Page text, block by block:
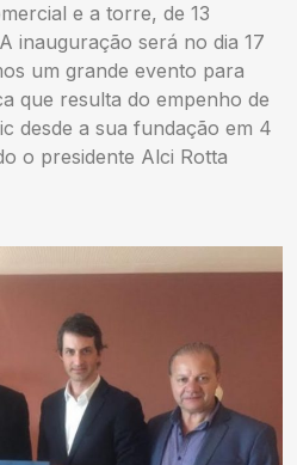
e a torre, de 13
inauguração será no dia 17
um grande evento para
que resulta do empenho de
desde a sua fundação em 4
o presidente Alci Rotta